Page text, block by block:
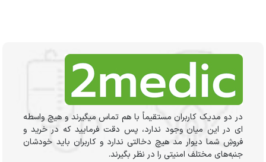
در دو مدیک کاربران مستقیماً با هم تماس میگیرند و هیچ واسطه
ای در این میان وجود ندارد، پس دقت فرمایید که در خرید و
فروشِ شما دیوار مد هیچ دخالتی ندارد و کاربران باید خودشان
جنبه‌های مختلف امنیتی را در نظر بگیرند.